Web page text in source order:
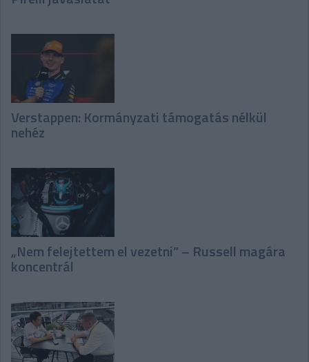
Verstappen: Kormányzati támogatás nélkül
nehéz
„Nem felejtettem el vezetni” – Russell magára
koncentrál